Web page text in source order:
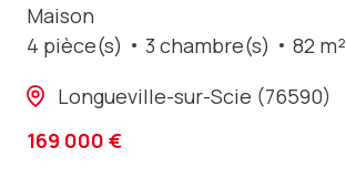
Maison
4 pièce(s)
3 chambre(s)
82 m²
Longueville-sur-Scie (76590)
169 000 €